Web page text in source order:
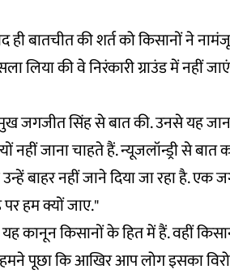
बातचीत की शर्त को किसानों ने
की वे निरंकारी ग्राउंड में नहीं
जगजीत सिंह से बात की. उनसे यह
नहीं जाना चाहते हैं. न्यूजलॉन्ड्री से बात
बाहर नहीं जाने दिया जा रहा है. एक
हम क्यों जाए."
कानून किसानों के हित में हैं. वहीं
पूछा कि आखिर आप लोग इसका